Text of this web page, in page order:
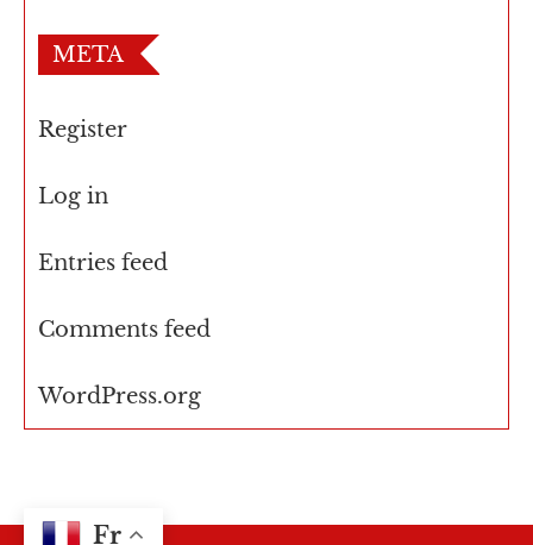
META
Register
Log in
Entries feed
Comments feed
WordPress.org
Fr